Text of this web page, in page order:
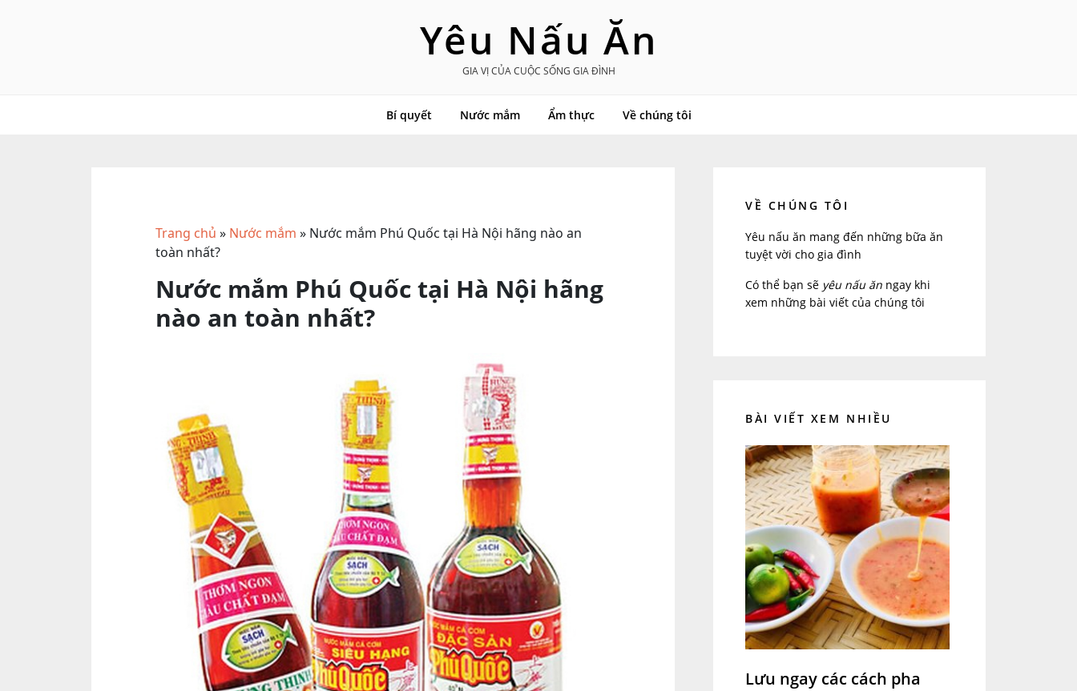
Yêu Nấu Ăn
GIA VỊ CỦA CUỘC SỐNG GIA ĐÌNH
Bí quyết Nước mắm Ẩm thực Về chúng tôi
Trang chủ » Nước mắm » Nước mắm Phú Quốc tại Hà Nội hãng nào an
toàn nhất?
Nước mắm Phú Quốc tại Hà Nội hãng
nào an toàn nhất?
VỀ CHÚNG TÔI
Yêu nấu ăn mang đến những bữa ăn
tuyệt vời cho gia đình
Có thể bạn sẽ yêu nấu ăn ngay khi
xem những bài viết của chúng tôi
BÀI VIẾT XEM NHIỀU
Lưu ngay các cách pha